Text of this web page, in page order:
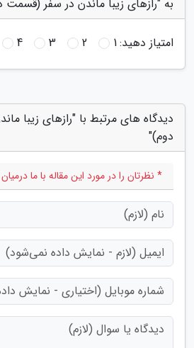
به "رازهای زیبا ماندن در سفر (قسمت
امتیاز دهید:1
2
3
4
دیدگاه های مرتبط با "رازهای زیبا
دوم)"
* نظرتان را در مورد این مقاله با ما